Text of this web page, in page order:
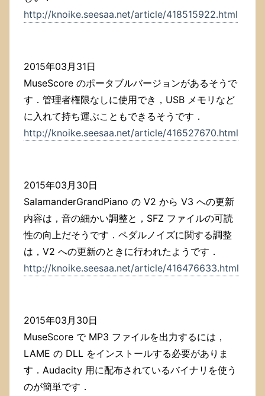
http://knoike.seesaa.net/article/418515922.html
2015年03月31日
MuseScore のポータブルバージョンがあるそうで
す．管理者権限なしに使用でき，USB メモリなど
に入れて持ち運ぶこともできるそうです．
http://knoike.seesaa.net/article/416527670.html
2015年03月30日
SalamanderGrandPiano の V2 から V3 への更新
内容は，音の細かい調整と，SFZ ファイルの可読
性の向上だそうです．ペダルノイズに関する調整
は，V2 への更新のときに行われたようです．
http://knoike.seesaa.net/article/416476633.html
2015年03月30日
MuseScore で MP3 ファイルを出力するには，
LAME の DLL をインストールする必要がありま
す．Audacity 用に配布されているバイナリを使う
のが簡単です．